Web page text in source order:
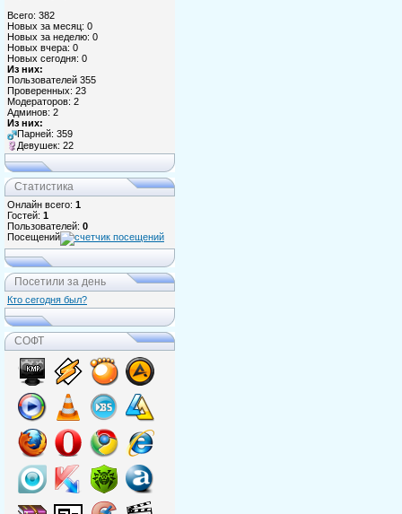
Всего: 382
Новых за месяц: 0
Новых за неделю: 0
Новых вчера: 0
Новых сегодня: 0
Из них:
Пользователей 355
Проверенных: 23
Модераторов: 2
Админов: 2
Из них:
Парней: 359
Девушек: 22
Статистика
Онлайн всего: 1
Гостей: 1
Пользователей: 0
Посещений
Посетили за день
Кто сегодня был?
СОФТ